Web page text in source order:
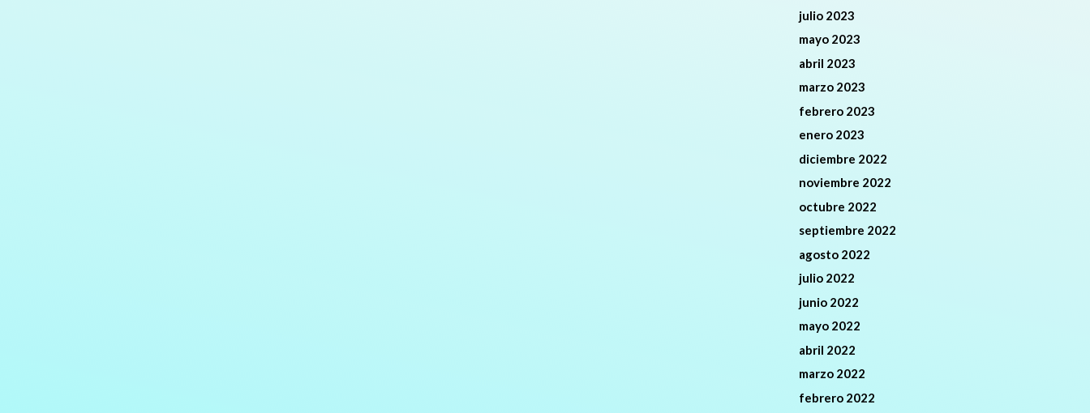
julio 2023
mayo 2023
abril 2023
marzo 2023
febrero 2023
enero 2023
diciembre 2022
noviembre 2022
octubre 2022
septiembre 2022
agosto 2022
julio 2022
junio 2022
mayo 2022
abril 2022
marzo 2022
febrero 2022